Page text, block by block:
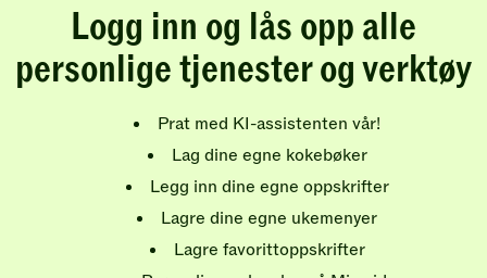
Logg inn og lås opp alle
personlige tjenester og verktøy
Prat med KI-assistenten vår!
Lag dine egne kokebøker
Legg inn dine egne oppskrifter
Lagre dine egne ukemenyer
Lagre favorittoppskrifter